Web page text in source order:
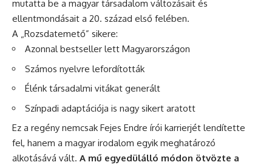
mutatta be a magyar társadalom változásait és
ellentmondásait a 20. század első felében.
A „Rozsdatemető” sikere:
Azonnal bestseller lett Magyarországon
Számos nyelvre lefordították
Élénk társadalmi vitákat generált
Színpadi adaptációja is nagy sikert aratott
Ez a regény nemcsak Fejes Endre írói karrierjét lendítette
fel, hanem a magyar irodalom egyik meghatározó
alkotásává vált. A mű egyedülálló módon ötvözte a